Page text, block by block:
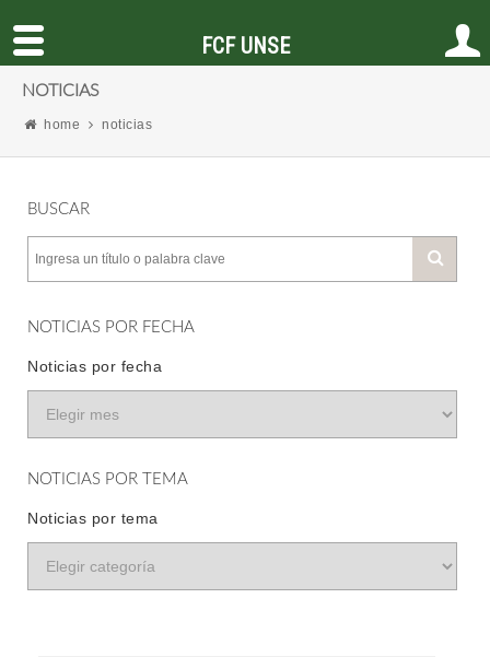
NOTICIAS
home noticias
BUSCAR
NOTICIAS POR FECHA
Noticias por fecha
NOTICIAS POR TEMA
Noticias por tema
FCF UNSE